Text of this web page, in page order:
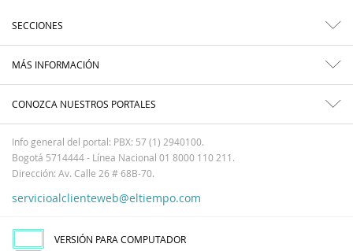
SECCIONES
MÁS INFORMACIÓN
CONOZCA NUESTROS PORTALES
Info general del portal: PBX: 57 (1) 2940100.
Bogotá 5714444 - Línea Nacional 01 8000 110 211.
Dirección: Av. Calle 26 # 68B-70.
servicioalclienteweb@eltiempo.com
VERSIÓN PARA COMPUTADOR